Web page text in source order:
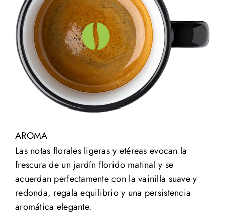
AROMA
Las notas florales ligeras y etéreas evocan la
frescura de un jardín florido matinal y se
acuerdan perfectamente con la vainilla suave y
redonda, regala equilibrio y una persistencia
aromática elegante.